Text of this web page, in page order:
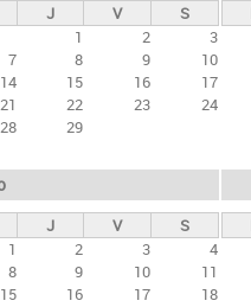
J V
S
1
2
3
7 8 9
10
14 15 16
17
21 22 23
24
28 29
J V
S
1
2 3
4
8 9 10
11
15 16 17
18